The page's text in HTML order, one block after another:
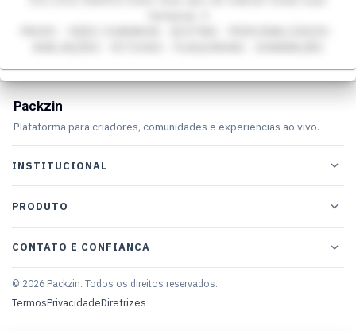
Packzin
Plataforma para criadores, comunidades e experiencias ao vivo.
INSTITUCIONAL
PRODUTO
CONTATO E CONFIANCA
© 2026 Packzin. Todos os direitos reservados.
TermosPrivacidadeDiretrizes